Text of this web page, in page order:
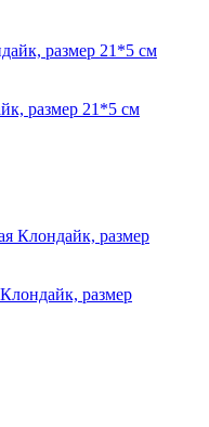
размер 21*5 см
размер